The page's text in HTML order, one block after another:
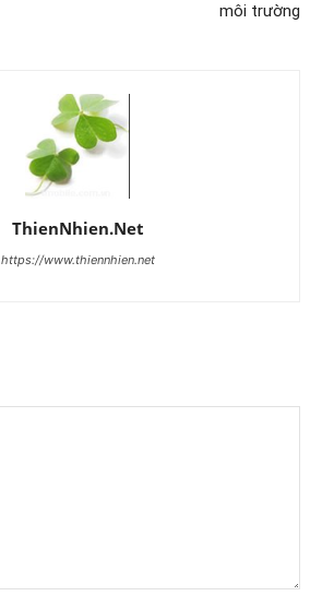
môi trường
ThienNhien.Net
https://www.thiennhien.net